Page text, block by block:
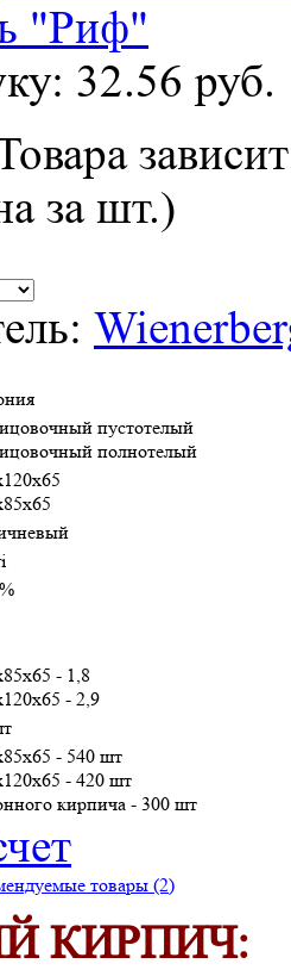
32.56 руб.
за шт.)
пустотелый
полнотелый
- 1,8
- 2,9
- 540 шт
- 420 шт
кирпича - 300 шт
товары (2)
КИРПИЧ: